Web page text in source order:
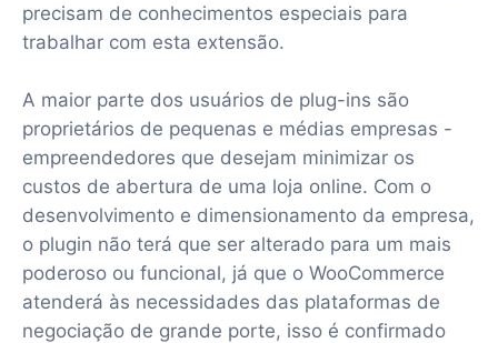
precisam de conhecimentos especiais para
trabalhar com esta extensão.
A maior parte dos usuários de plug-ins são
proprietários de pequenas e médias empresas -
empreendedores que desejam minimizar os
custos de abertura de uma loja online. Com o
desenvolvimento e dimensionamento da empresa,
o plugin não terá que ser alterado para um mais
poderoso ou funcional, já que o WooCommerce
atenderá às necessidades das plataformas de
negociação de grande porte, isso é confirmado